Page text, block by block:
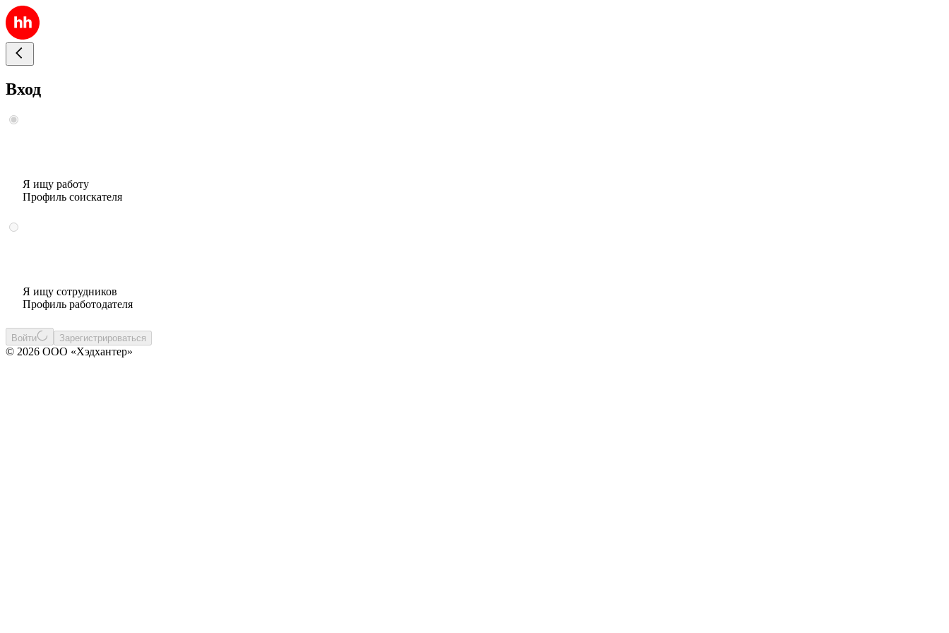
Вход
Я ищу работу
Профиль соискателя
Я ищу сотрудников
Профиль работодателя
Войти Зарегистрироваться
© 2026 ООО «Хэдхантер»